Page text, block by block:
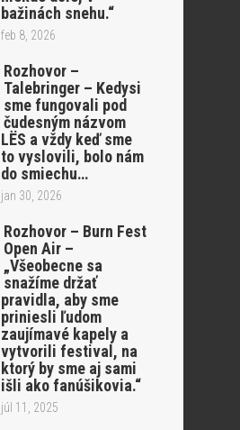
bažinách snehu.“
feb 8, 2026
Rozhovor –
Talebringer – Kedysi
sme fungovali pod
čudesným názvom
LËS a vždy keď sme
to vyslovili, bolo nám
do smiechu…
jan 30, 2026
Rozhovor – Burn Fest
Open Air –
„Všeobecne sa
snažíme držať
pravidla, aby sme
priniesli ľudom
zaujímavé kapely a
vytvorili festival, na
ktorý by sme aj sami
išli ako fanúšikovia.“
júl 11, 2025